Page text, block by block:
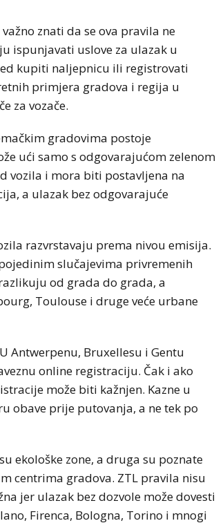
znati da se ova pravila ne
ispunjavati uslove za ulazak u
kupiti naljepnicu ili registrovati
primjera gradova i regija u
za vozače.
gradovima postoje
ući samo s odgovarajućom zelenom
vozila i mora biti postavljena na
a ulazak bez odgovarajuće
razvrstavaju prema nivou emisija.
slučajevima privremenih
od grada do grada, a
Toulouse i druge veće urbane
Antwerpenu, Bruxellesu i Gentu
online registraciju. Čak i ako
može biti kažnjen. Kazne u
obave prije putovanja, a ne tek po
ekološke zone, a druga su poznate
centrima gradova. ZTL pravila nisu
jer ulazak bez dozvole može dovesti
Firenca, Bologna, Torino i mnogi